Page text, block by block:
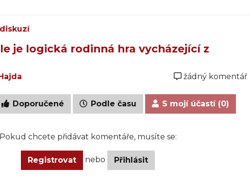
je logická rodinná hra vycházející z
žádný komentář
Doporučené Podle času S mojí účastí (0)
Pokud chcete přidávat komentáře, musíte se:
Registrovat nebo Přihlásit